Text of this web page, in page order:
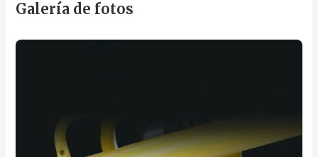
Galería de fotos